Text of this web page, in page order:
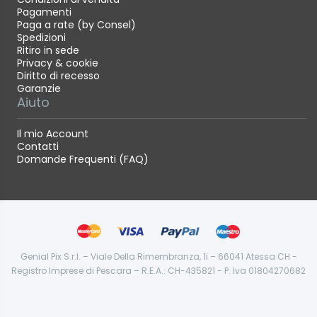
ciclone a 6 stadi
HEPA 12
Contenitore magnetico per la polvere
Capacità: 0.42 litri
senza fili
Batteria da 2.500 mAh
Livelli di aspirazione: 3 (modalità eco, auto e
super)
Autonomia: 60 min (eco), 30 min (auto), 11 min
(super)
Ugello combinato con illuminazione a LED
Questo è incluso nella confezione
Stick aspirapolvere (parte principale)
Pagamenti
Paga a rate (by Consel)
Spedizioni
Ritiro in sede
Privacy & cookie
Diritto di recesso
Garanzie
Aiuto
Il mio Account
Contatti
Domande Frequenti (FAQ)
Genial Pix S.r.l. – Viale Della Rimembranza, 1i – 66041 Atessa CH -
Registro Imprese di Pescara – R.E.A.: CH-435821 - P. Iva 01804270682